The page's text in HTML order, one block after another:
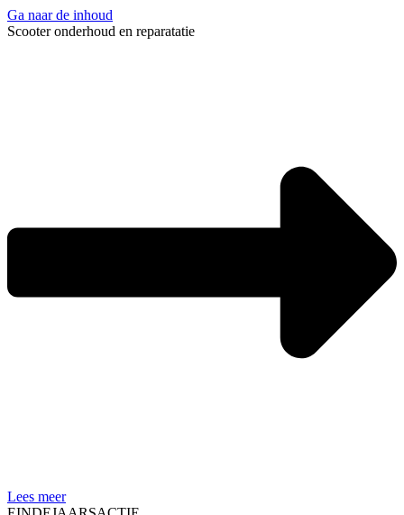
Ga naar de inhoud
Scooter onderhoud en reparatatie
Lees meer